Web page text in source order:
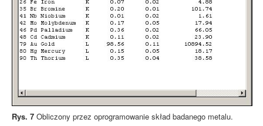
Rys. 7 Obliczony przez oprogramowanie skład badanego metalu.